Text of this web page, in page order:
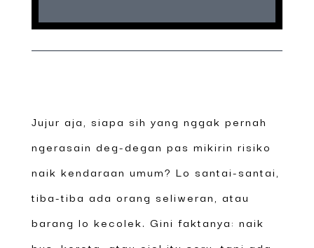
Jujur aja, siapa sih yang nggak pernah
ngerasain deg-degan pas mikirin risiko
naik kendaraan umum? Lo santai-santai,
tiba-tiba ada orang seliweran, atau
barang lo kecolek. Gini faktanya: naik